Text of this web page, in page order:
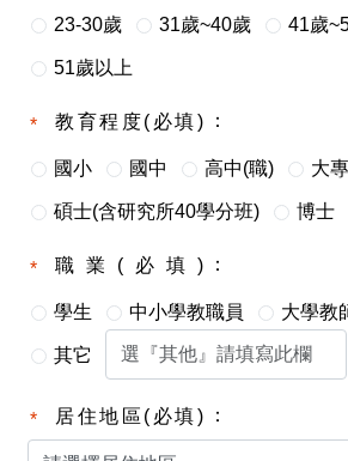
23-30歲 31歲~40歲 41歲
51歲以上
教育程度(必填)
國小 國中 高中(職) 大
碩士(含研究所40學分班) 博士
職業(必填)
學生 中小學教職員 大學教
其它
居住地區(必填)